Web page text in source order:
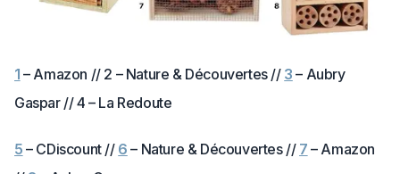
1 – Amazon // 2 – Nature & Découvertes // 3 – Aubry
Gaspar // 4 – La Redoute
5 – CDiscount // 6 – Nature & Découvertes // 7 – Amazon